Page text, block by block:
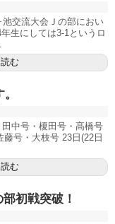
交流大会Ｊの部におい
生にしては3-1というロ
む
中号・榎田号・髙橋号
号・大枝号 23日(22日
む
初戦突破！